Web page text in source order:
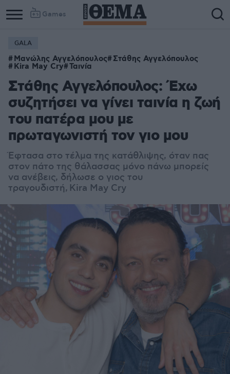
Games
Column
1
Column
2
GALA
Μανώλης Αγγελόπουλος Στάθης Αγγελόπουλος
Kira May Cry Ταινία
Στάθης Αγγελόπουλος: Έχω
συζητήσει να γίνει ταινία η ζωή
του πατέρα μου με
πρωταγωνιστή τον γιο μου
Έφτασα στο τέλμα της κατάθλιψης, όταν πας
στον πάτο της θάλασσας μόνο πάνω μπορείς
να ανέβεις, δήλωσε ο γιος του
τραγουδιστή, Kira May Cry